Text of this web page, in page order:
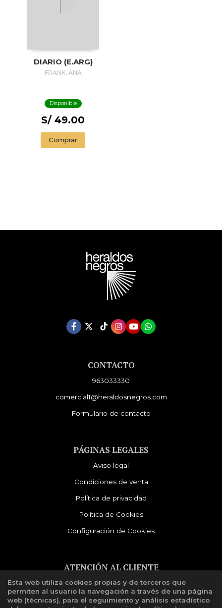
DIARIO (E.ARG)
FRANK, ANA
Disponible
S/ 49.00
Comprar
CONTACTO
963033330
comercial1@heraldosnegros.com
Formulario de contacto
PÁGINAS LEGALES
Aviso legal
Condiciones de venta
Política de privacidad
Política de Cookies
Configuración de Cookies
ATENCIÓN AL CLIENTE
Quiénes somos
Libro de reclamaciones
Esta web utiliza cookies propias y de terceros que
permiten al usuario la navegación a través de una página
web (técnicas), para el seguimiento y análisis estadístico